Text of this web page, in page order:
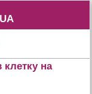
UA
UA
на